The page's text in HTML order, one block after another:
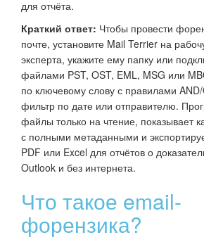
для отчёта.
Краткий ответ: Чтобы провести
почте, установите Mail Terrier на
эксперта, укажите ему папку или
файлами PST, OST, EML, MSG или
по ключевому слову с правилами
фильтр по дате или отправителю.
файлы только на чтение, показывает
с полными метаданными и
PDF или Excel для отчётов о
Outlook и без интернета.
Что такое email-
форензика?